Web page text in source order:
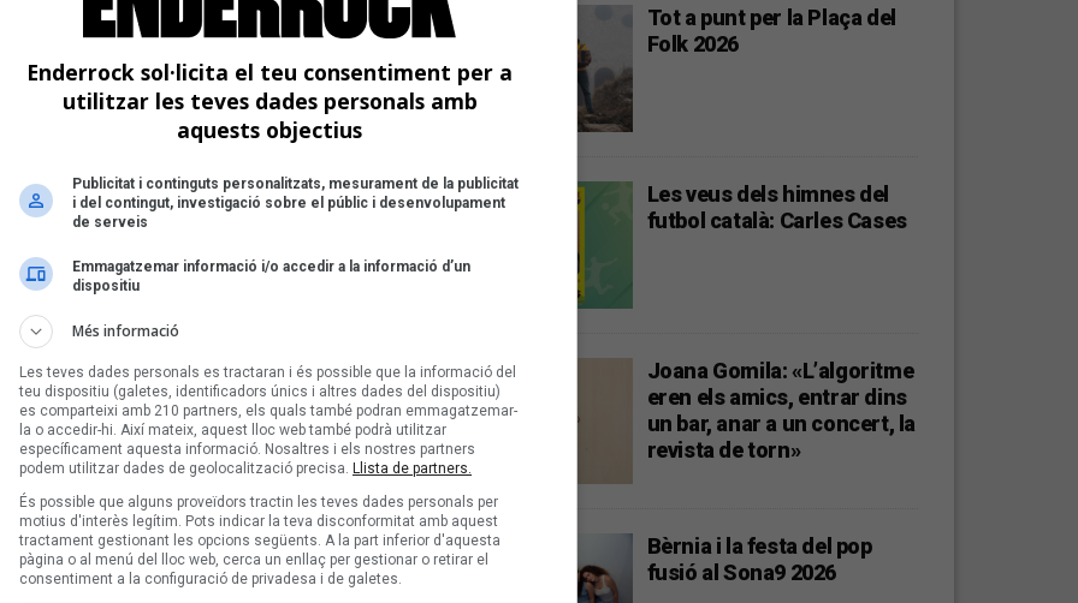
dies
1
Següent >
Tot a punt per la Plaça del
Folk 2026
Les veus dels himnes del
futbol català: Carles Cases
Joana Gomila: «L’algoritme
eren els amics, entrar dins
un bar, anar a un concert, la
revista de torn»
Bèrnia i la festa del pop
fusió al Sona9 2026
Enderrock sol·licita el teu consentiment per a
utilitzar les teves dades personals amb
aquests objectius
Publicitat i continguts personalitzats, mesurament de la publicitat
i del contingut, investigació sobre el públic i desenvolupament
de serveis
Emmagatzemar informació i/o accedir a la informació d’un
dispositiu
Més informació
Les teves dades personals es tractaran i és possible que la informació del
teu dispositiu (galetes, identificadors únics i altres dades del dispositiu)
es comparteixi amb 210 partners, els quals també podran emmagatzemar-
la o accedir-hi. Així mateix, aquest lloc web també podrà utilitzar
específicament aquesta informació. Nosaltres i els nostres partners
podem utilitzar dades de geolocalització precisa. Llista de partners.
És possible que alguns proveïdors tractin les teves dades personals per
motius d'interès legítim. Pots indicar la teva disconformitat amb aquest
tractament gestionant les opcions següents. A la part inferior d'aquesta
pàgina o al menú del lloc web, cerca un enllaç per gestionar o retirar el
consentiment a la configuració de privadesa i de galetes.